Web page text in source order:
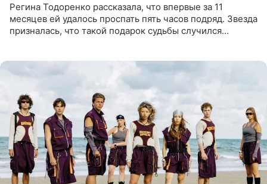
Регина Тодоренко рассказала, что впервые за 11
месяцев ей удалось проспать пять часов подряд. Звезда
призналась, что такой подарок судьбы случился